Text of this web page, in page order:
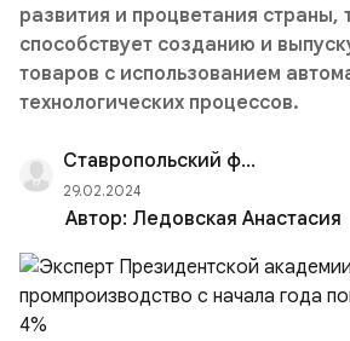
развития и процветания страны,
способствует созданию и
товаров с использованием
технологических процессов.
Ставропольский филиал
29.02.2024
Автор: Ледовская Анастасия